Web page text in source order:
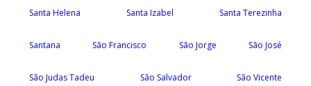
Santa Helena Santa Izabel Santa Terezinha
Santana São Francisco São Jorge São José
São Judas Tadeu São Salvador São Vicente